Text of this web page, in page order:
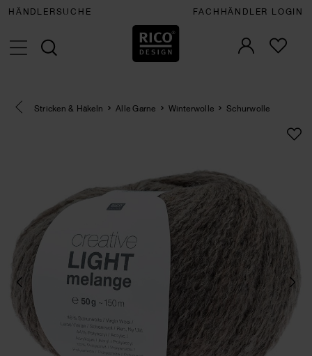
HÄNDLERSUCHE FACHHÄNDLER LOGIN
Eine Kategorie zurück navigieren
Stricken & Häkeln Alle Garne Winterwolle Schurwolle